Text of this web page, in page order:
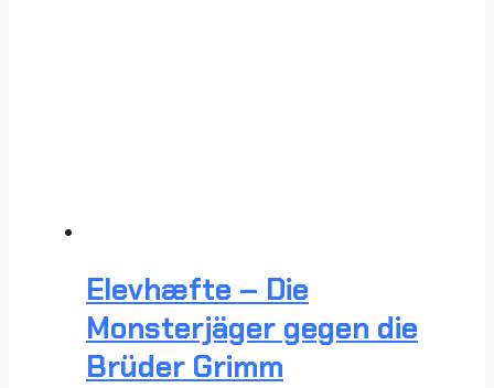
Elevhæfte – Die
Monsterjäger gegen die
Brüder Grimm